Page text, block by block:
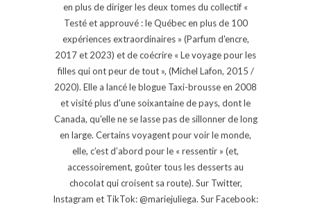
en plus de diriger les deux tomes du collectif «
Testé et approuvé : le Québec en plus de 100
expériences extraordinaires » (Parfum d'encre,
2017 et 2023) et de coécrire « Le voyage pour les
filles qui ont peur de tout », (Michel Lafon, 2015 /
2020). Elle a lancé le blogue Taxi-brousse en 2008
et visité plus d'une soixantaine de pays, dont le
Canada, qu'elle ne se lasse pas de sillonner de long
en large. Certains voyagent pour voir le monde,
elle, c’est d’abord pour le « ressentir » (et,
accessoirement, goûter tous les desserts au
chocolat qui croisent sa route). Sur Twitter,
Instagram et TikTok: @mariejuliega. Sur Facebook: